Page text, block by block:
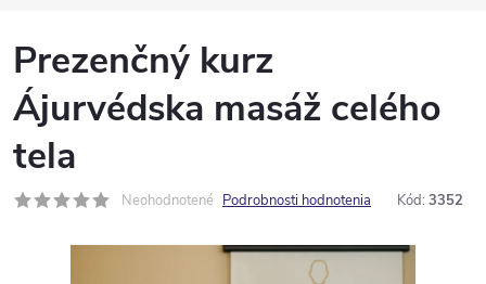
Prezenčný kurz
Ájurvédska masáž celého
tela
Neohodnotené Podrobnosti hodnotenia Kód: 3352